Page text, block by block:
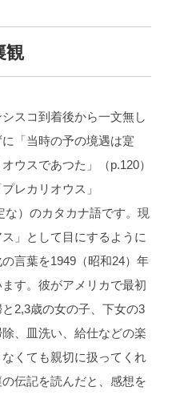
観
スコ到着後から一文無し
「当時の予の境遇は寔
ウスであつた」（p.120）
レカリオウス」
な）のカタカナ語です。現
」として目にするように
言葉を1949（昭和24）年
す。彼がアメリカで最初
2,3歳の女の子、下女の3
、皿洗い、給仕などの楽
くても親切に扱ってくれ
伝記を読んだと、感想を